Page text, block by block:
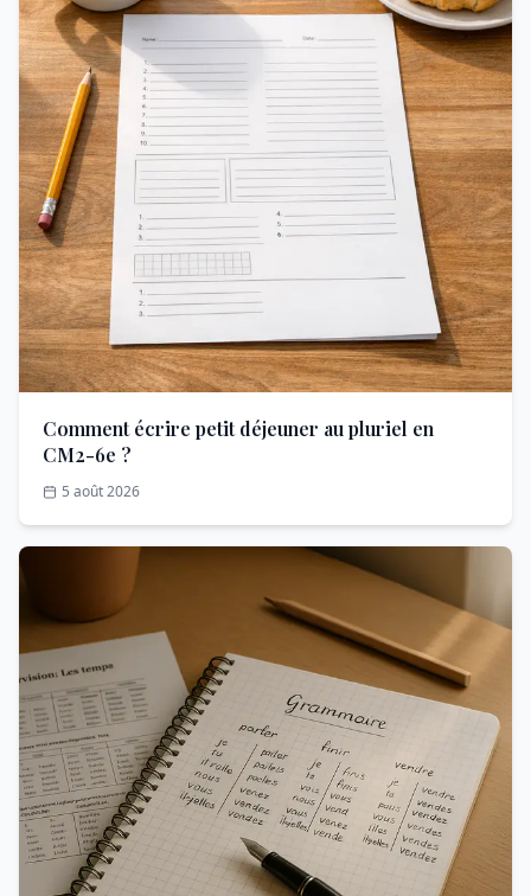
Comment écrire petit déjeuner au pluriel en
CM2-6e ?
5 août 2026